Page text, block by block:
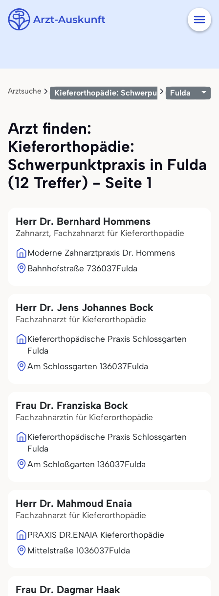
Arztsuche Kieferorthopädie: Schwerpunktpraxis
Fulda
Arzt finden:
Kieferorthopädie:
Schwerpunktpraxis in Fulda
(12 Treffer) - Seite 1
Herr Dr. Bernhard Hommens
Zahnarzt, Fachzahnarzt für Kieferorthopädie
Moderne Zahnarztpraxis Dr. Hommens
Bahnhofstraße 736037Fulda
Herr Dr. Jens Johannes Bock
Fachzahnarzt für Kieferorthopädie
Kieferorthopädische Praxis Schlossgarten
Fulda
Am Schlossgarten 136037Fulda
Frau Dr. Franziska Bock
Fachzahnärztin für Kieferorthopädie
Kieferorthopädische Praxis Schlossgarten
Fulda
Am Schloßgarten 136037Fulda
Herr Dr. Mahmoud Enaia
Fachzahnarzt für Kieferorthopädie
PRAXIS DR.ENAIA Kieferorthopädie
Mittelstraße 1036037Fulda
Frau Dr. Dagmar Haak